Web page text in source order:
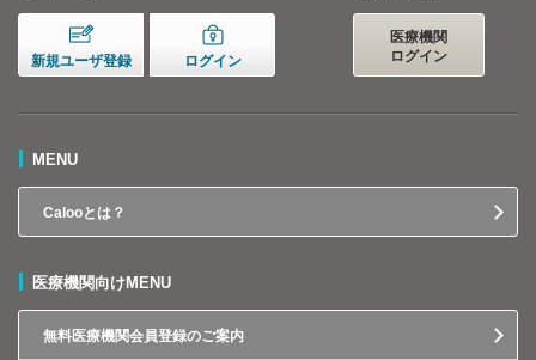
新規ユーザ登録 ログイン
医療機関
ログイン
MENU
Calooとは？
医療機関向けMENU
無料医療機関会員登録のご案内